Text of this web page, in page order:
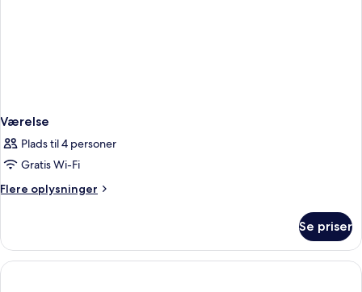
Værelse
Plads til 4 personer
Gratis Wi-Fi
Flere oplysninger
Flere
Se priser